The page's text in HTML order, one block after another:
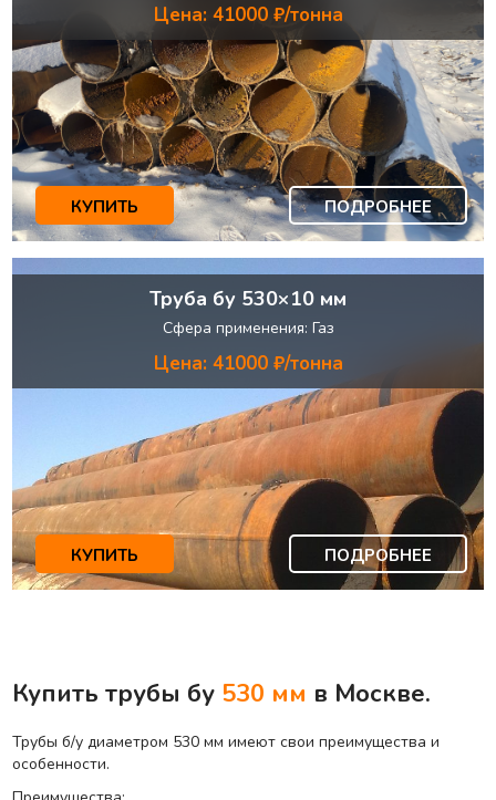
Цена: 41000 ₽/тонна
КУПИТЬ ПОДРОБНЕЕ
Труба бу 530×10 мм
Сфера применения: Газ
Цена: 41000 ₽/тонна
КУПИТЬ ПОДРОБНЕЕ
Купить трубы бу 530 мм в Москве.
Трубы б/у диаметром 530 мм имеют свои преимущества и
особенности.